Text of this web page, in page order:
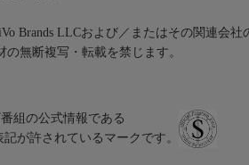
Brands LLCおよび／またはその関連会社
無断複写・転載を禁じます。
組の公式情報である
が許されているマークです。